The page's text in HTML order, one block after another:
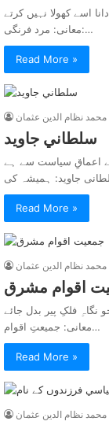
اسے کھولا نہیں کرتے
معانی: مرد فرنگی:…
Read More »
محمد نظام الدین عثمان
سلطاني جاويد
اعماقِ سیاست سے ہے
Read More »
محمد نظام الدین عثمان
اقوام مشرق
فلکِ پیر بدل جائے
معانی: جمیعتِ اقوام…
Read More »
محمد نظام الدین عثمان